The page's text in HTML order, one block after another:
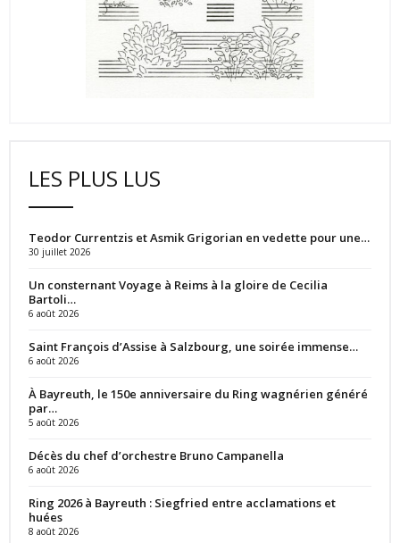
LES PLUS LUS
Teodor Currentzis et Asmik Grigorian en vedette pour une…
30 juillet 2026
Un consternant Voyage à Reims à la gloire de Cecilia
Bartoli…
6 août 2026
Saint François d’Assise à Salzbourg, une soirée immense…
6 août 2026
À Bayreuth, le 150e anniversaire du Ring wagnérien généré
par…
5 août 2026
Décès du chef d’orchestre Bruno Campanella
6 août 2026
Ring 2026 à Bayreuth : Siegfried entre acclamations et
huées
8 août 2026